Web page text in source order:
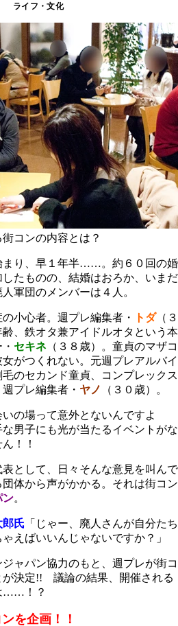
ライフ・文化
コンの内容とは？
まり、早１年半……。約６０回の婚
たものの、結婚はおろか、いまだ
軍団のメンバーは４人。
小心者。週プレ編集者・ トダ（３
、鉄オタ兼アイドルオタという本
セキネ （３８歳）。童貞のマザコ
がつくれない。元週プレアルバイ
毛のセカンド童貞、コンプレックス
プレ編集者・ ヤノ （３０歳）。
の場って意外とないんですよ
男子にも光が当たるイベントがな
！！
として、日々そんな意見を叫んで
体から声がかかる。それは街コン
ン。
郎氏 「じゃー、廃人さんが自分たち
えばいいんじゃないですか？」
ャパン協力のもと、週プレが街コ
が決定!! 議論の結果、開催される
……！？
を企画！！